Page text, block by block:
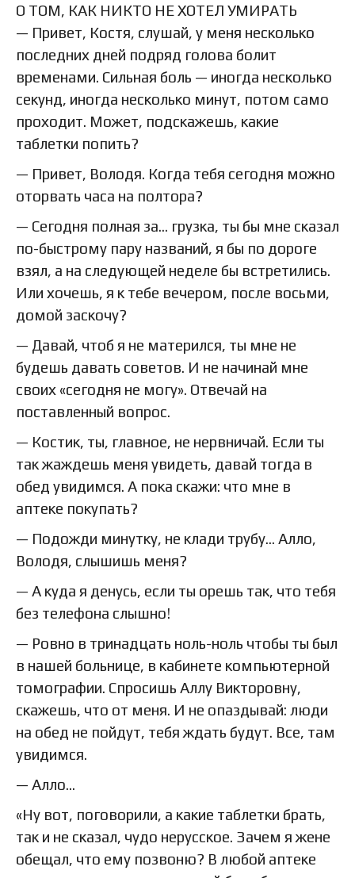
О ТОМ, КАК НИКТО НЕ ХОТЕЛ УМИРАТЬ
— Привет, Костя, слушай, у меня несколько
последних дней подряд голова болит
временами. Сильная боль — иногда несколько
секунд, иногда несколько минут, потом само
проходит. Может, подскажешь, какие
таблетки попить?
— Привет, Володя. Когда тебя сегодня можно
оторвать часа на полтора?
— Сегодня полная за… грузка, ты бы мне сказал
по-быстрому пару названий, я бы по дороге
взял, а на следующей неделе бы встретились.
Или хочешь, я к тебе вечером, после восьми,
домой заскочу?
— Давай, чтоб я не матерился, ты мне не
будешь давать советов. И не начинай мне
своих «сегодня не могу». Отвечай на
поставленный вопрос.
— Костик, ты, главное, не нервничай. Если ты
так жаждешь меня увидеть, давай тогда в
обед увидимся. А пока скажи: что мне в
аптеке покупать?
— Подожди минутку, не клади трубу… Алло,
Володя, слышишь меня?
— А куда я денусь, если ты орешь так, что тебя
без телефона слышно!
— Ровно в тринадцать ноль-ноль чтобы ты был
в нашей больнице, в кабинете компьютерной
томографии. Спросишь Аллу Викторовну,
скажешь, что от меня. И не опаздывай: люди
на обед не пойдут, тебя ждать будут. Все, там
увидимся.
— Алло…
«Ну вот, поговорили, а какие таблетки брать,
так и не сказал, чудо нерусское. Зачем я жене
обещал, что ему позвоню? В любой аптеке